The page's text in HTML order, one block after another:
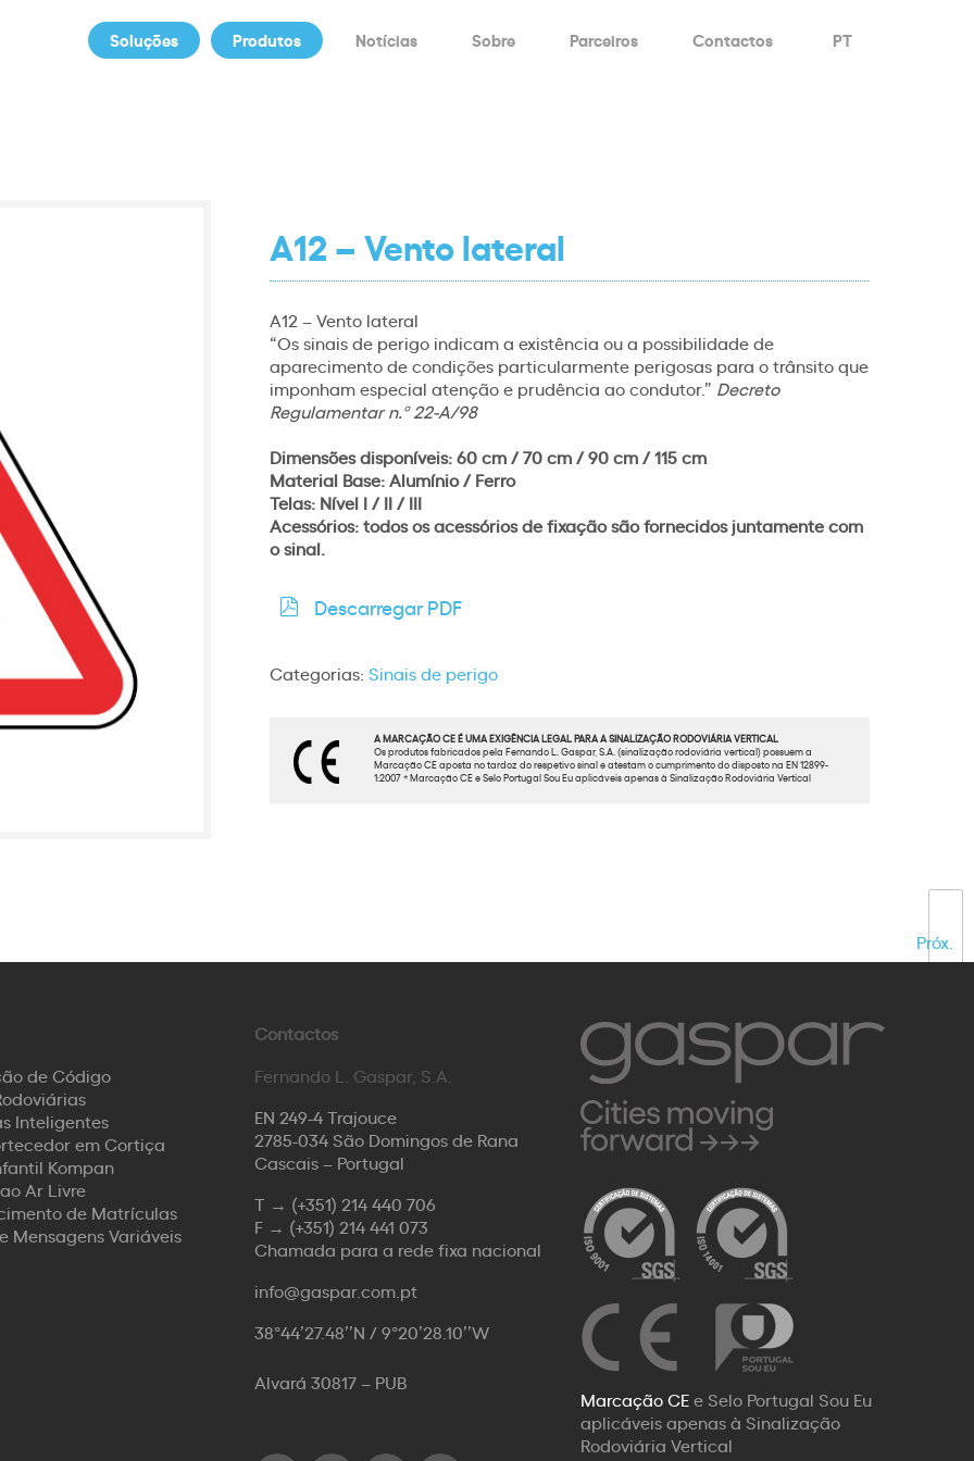
Soluções Produtos Notícias Sobre Parceiros Contactos PT
Próx.
A12 – Vento lateral
A12 – Vento lateral
“Os sinais de perigo indicam a existência ou a possibilidade de
aparecimento de condições particularmente perigosas para o trânsito que
imponham especial atenção e prudência ao condutor.” Decreto
Regulamentar n.º 22-A/98
Dimensões disponíveis: 60 cm / 70 cm / 90 cm / 115 cm
Material Base: Alumínio / Ferro
Telas: Nível I / II / III
Acessórios: todos os acessórios de fixação são fornecidos juntamente com
o sinal.
Descarregar PDF
Categorias: Sinais de perigo
A MARCAÇÃO CE É UMA EXIGÊNCIA LEGAL PARA A SINALIZAÇÃO RODOVIÁRIA VERTICAL
Os produtos fabricados pela Fernando L. Gaspar, S.A. (sinalização rodoviária vertical) possuem a
Marcação CE aposta no tardoz do respetivo sinal e atestam o cumprimento do disposto na EN 12899-
1:2007 * Marcação CE e Selo Portugal Sou Eu aplicáveis apenas à Sinalização Rodoviária Vertical
de Código
Inteligentes
em Cortiça
Kompan
Ar Livre
de Matrículas
Mensagens Variáveis
Contactos
Fernando L. Gaspar, S.A.
EN 249-4 Trajouce
2785-034 São Domingos de Rana
Cascais – Portugal
T → (+351) 214 440 706
F → (+351) 214 441 073
Chamada para a rede fixa nacional
info@gaspar.com.pt
38°44’27.48’’N / 9°20’28.10’’W
Alvará 30817 – PUB
Marcação CEe Selo Portugal Sou Eu
aplicáveis apenas à Sinalização
Rodoviária Vertical